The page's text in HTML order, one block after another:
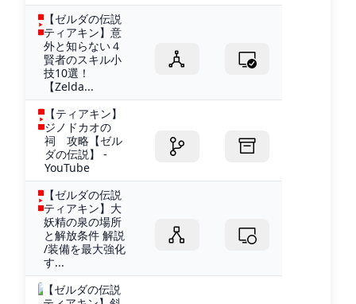
【ゼルダの伝説
ティアキン】意
外と知らない４
賢者のスキル小
技10選！
【Zelda...
【ティアキン】
ジノドカオの
祠 攻略【ゼル
ダの伝説】 -
YouTube
【ゼルダの伝説
ティアキン】大
妖精の泉の場所
と解放条件 解説
/装備を最大強化
す...
【ゼルダの伝説